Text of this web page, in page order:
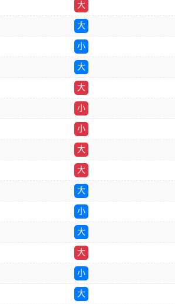
大
大
小
大
大
小
小
大
大
大
小
大
大
小
大